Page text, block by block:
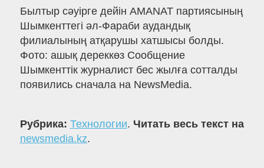
Былтыр сәуірге дейін AMANAT партиясының
Шымкенттегі әл-Фараби аудандық
филиалының атқарушы хатшысы болды.
Фото: ашық дереккөз Сообщение
Шымкенттік журналист бес жылға сотталды
появились сначала на NewsMedia.
Рубрика: Технологии. Читать весь текст на
newsmedia.kz.